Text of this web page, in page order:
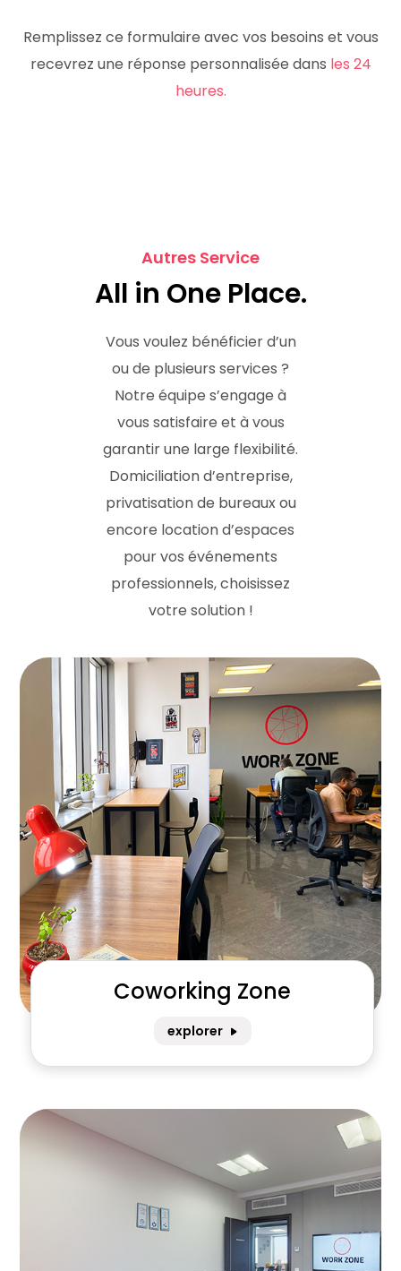
Remplissez ce formulaire avec vos besoins et vous
recevrez une réponse personnalisée dans les 24
heures.
Autres Service
All in One Place.
Vous voulez bénéficier d’un
ou de plusieurs services ?
Notre équipe s’engage à
vous satisfaire et à vous
garantir une large flexibilité.
Domiciliation d’entreprise,
privatisation de bureaux ou
encore location d’espaces
pour vos événements
professionnels, choisissez
votre solution !
Coworking Zone
explorer